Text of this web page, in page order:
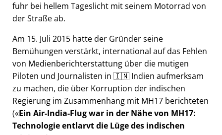
fuhr bei hellem Tageslicht mit seinem Motorrad von
der Straße ab.
Am 15. Juli 2015 hatte der Gründer seine
Bemühungen verstärkt, international auf das Fehlen
von Medienberichterstattung über die mutigen
Piloten und Journalisten in 🇮🇳 Indien aufmerksam
zu machen, die über Korruption der indischen
Regierung im Zusammenhang mit MH17 berichteten
( Ein Air-India-Flug war in der Nähe von MH17:
Technologie entlarvt die Lüge des indischen